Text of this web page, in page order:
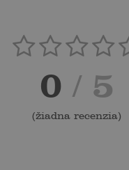
0 / 5
(žiadna recenzia)